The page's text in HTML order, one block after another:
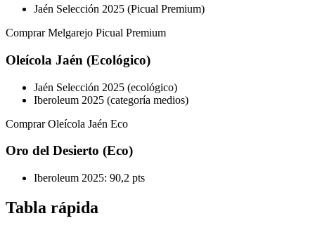
Jaén Selección 2025 (Picual Premium)
Comprar Melgarejo Picual Premium
Oleícola Jaén (Ecológico)
Jaén Selección 2025 (ecológico)
Iberoleum 2025 (categoría medios)
Comprar Oleícola Jaén Eco
Oro del Desierto (Eco)
Iberoleum 2025: 90,2 pts
Tabla rápida